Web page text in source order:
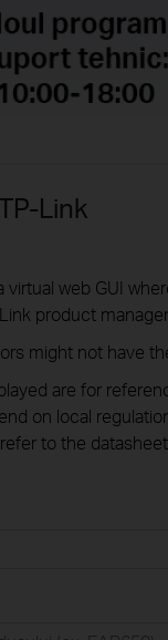
Link
virtual web GUI
product
might not have
are for
on local
to the